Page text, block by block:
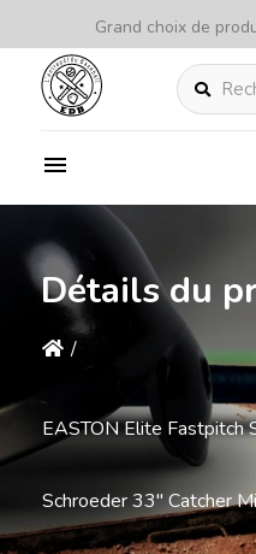
Grand choix de
Rechercher
Détails du
/
EASTON Elite Fastpitch
Schroeder 33'' Catcher